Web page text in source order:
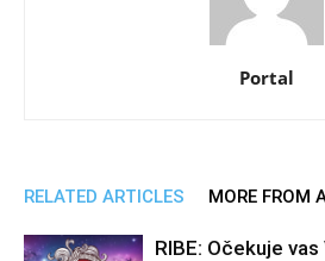
Portal
RELATED ARTICLES MORE FROM
RIBE: Očekuje vas